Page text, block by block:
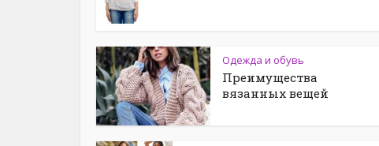
Одежда и обувь
Преимущества
вязанных вещей